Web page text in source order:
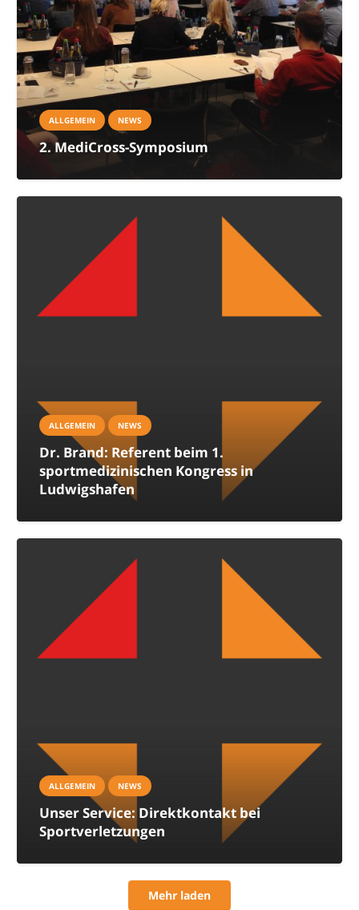
ALLGEMEIN NEWS
2. MediCross-Symposium
ALLGEMEIN NEWS
Dr. Brand: Referent beim 1.
sportmedizinischen Kongress in
Ludwigshafen
ALLGEMEIN NEWS
Unser Service: Direktkontakt bei
Sportverletzungen
Mehr laden